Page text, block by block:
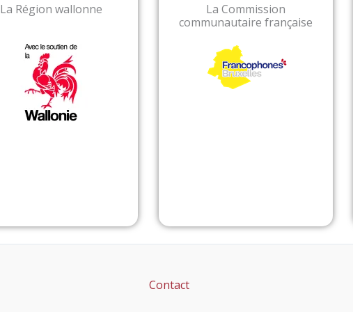
La Région wallonne
La Commission
communautaire française
Contact